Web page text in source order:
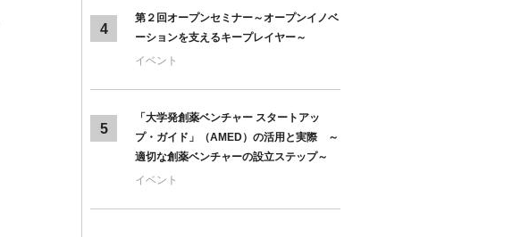
4
第２回オープンセミナー～オープンイノベ
ーションを支えるキープレイヤー～
イベント
5
「大学発創薬ベンチャー スタートアッ
プ・ガイド」（AMED）の活用と実際 ～
適切な創薬ベンチャーの設立ステップ～
イベント